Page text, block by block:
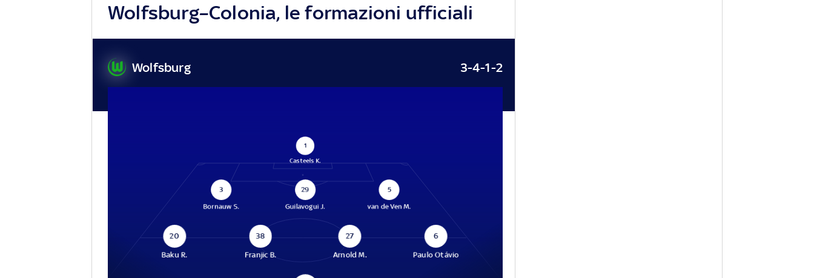
Wolfsburg–Colonia, le formazioni ufficiali
Wolfsburg 3-4-1-2
1
Casteels K.
3
Bornauw S.
29
Guilavogui J.
5
van de Ven M.
20
Baku R.
38
Franjic B.
27
Arnold M.
6
Paulo Otávio